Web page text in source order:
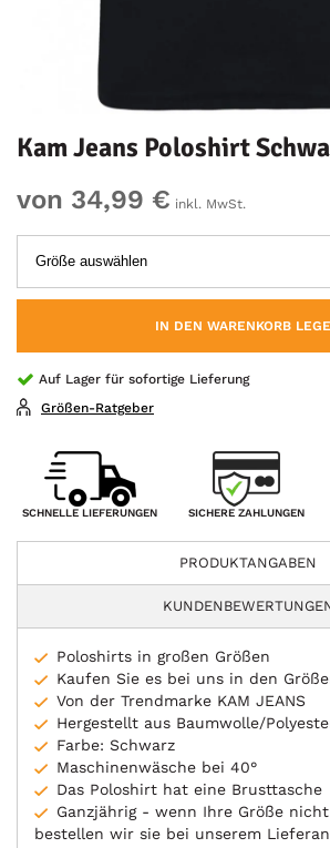
Kam Jeans Poloshirt
von 34,99 € inkl. MwSt.
IN DEN WARENKORB
Auf Lager für sofortige Lieferung
Größen-Ratgeber
SCHNELLE LIEFERUNGEN SICHERE ZAHLUNGEN
PRODUKTANGABEN
Poloshirts in großen Größen
Kaufen Sie es bei uns in den
Von der Trendmarke KAM JEANS
Hergestellt aus Baumwolle/
Farbe: Schwarz
Maschinenwäsche bei 40°
Das Poloshirt hat eine Brusttasche
Ganzjährig - wenn Ihre Größe
bestellen wir sie bei unserem